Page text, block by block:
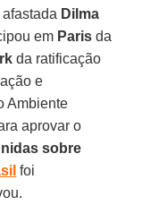
Dilma
em Paris da
da ratificação
e
Ambiente
aprovar o
sobre
foi